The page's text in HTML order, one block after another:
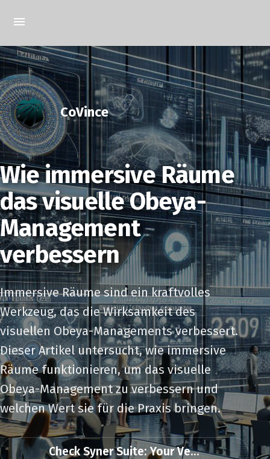
CoVince
Wie immersive Räume
das visuelle Obeya-
Management
verbessern
Immersive Räume sind ein kraftvolles
Werkzeug, das die Wirksamkeit des
visuellen Obeya-Managements verbessert.
Dieser Artikel untersucht, wie immersive
Räume funktionieren, um das visuelle
Obeya-Management zu verbessern und
welchen Wert sie für die Praxis bringen.
Check Syner Suite: Your Ve...